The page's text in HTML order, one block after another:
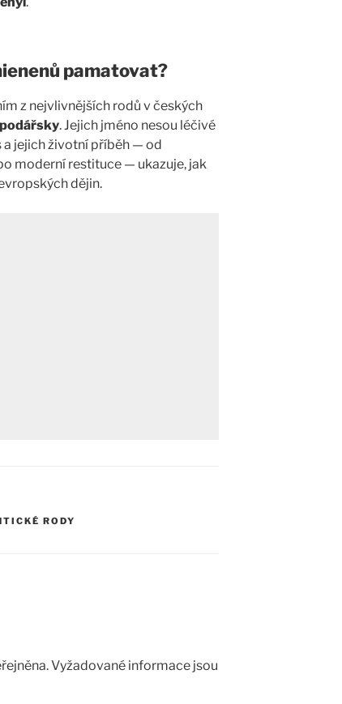
pamatovat?
z nejvlivnějších rodů v českých
. Jejich jméno nesou léčivé
a jejich životní příběh — od
moderní restituce — ukazuje, jak
dějin.
RODY
Vyžadované informace jsou